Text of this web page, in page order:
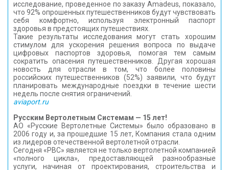
исследование, проведенное по заказу Amadeus, показало,
что 92% опрошенных путешественников будут чувствовать
себя комфортно, используя электронный паспорт
здоровья в предстоящих путешествиях.
Такие результаты исследования могут стать хорошим
стимулом для ускорения решения вопроса по выдаче
цифровых паспортов здоровья, помогая тем самым
сократить опасения путешественников. Другая хорошая
новость для отрасли в том, что более половины
российских путешественников (52%) заявили, что будут
планировать международные поездки в течение шести
недель после снятия ограничений.
aviaport.ru
Русским Вертолетным Системам — 15 лет!
АО «Русские Вертолетные Системы» было образовано в
2006 году и, за прошедшие 15 лет, Компания стала одним
из лидеров отечественной вертолетной отрасли.
Сегодня «РВС» является не только вертолетной компанией
«полного цикла», предоставляющей разнообразные
услуги, начиная от проектирования, строительства и